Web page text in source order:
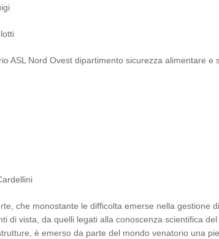
ASL Nord Ovest dipartimento sicurezza alimentare e
che monostante le difficolta emerse nella gestione di
di vista, da quelli legati alla conoscenza scientifica del
è emerso da parte del mondo venatorio una